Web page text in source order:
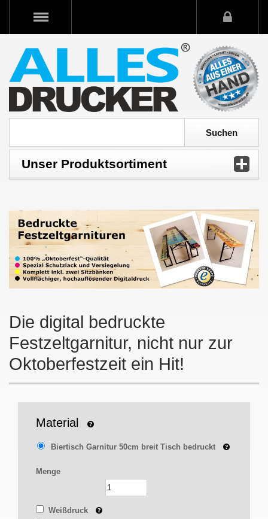
Unser Produktsortiment
Die digital bedruckte
Festzeltgarnitur, nicht nur zur
Oktoberfestzeit ein Hit!
Material
Biertisch Garnitur 50cm breit Tisch bedruckt
Menge
Weißdruck